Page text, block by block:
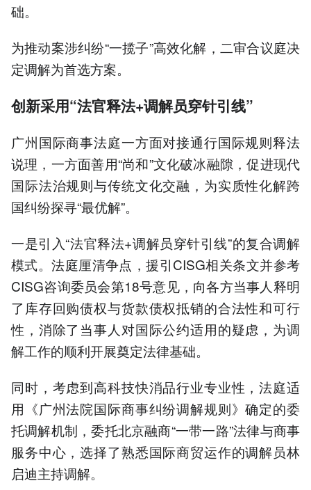
础。
为推动案涉纠纷“一揽子”高效化解，二审合议庭决
定调解为首选方案。
创新采用“法官释法+调解员穿针引线”
广州国际商事法庭一方面对接通行国际规则释法
说理，一方面善用“尚和”文化破冰融隙，促进现代
国际法治规则与传统文化交融，为实质性化解跨
国纠纷探寻“最优解”。
一是引入“法官释法+调解员穿针引线”的复合调解
模式。法庭厘清争点，援引CISG相关条文并参考
CISG咨询委员会第18号意见，向各方当事人释明
了库存回购债权与货款债权抵销的合法性和可行
性，消除了当事人对国际公约适用的疑虑，为调
解工作的顺利开展奠定法律基础。
同时，考虑到高科技快消品行业专业性，法庭适
用《广州法院国际商事纠纷调解规则》确定的委
托调解机制，委托北京融商“一带一路”法律与商事
服务中心，选择了熟悉国际商贸运作的调解员林
启迪主持调解。